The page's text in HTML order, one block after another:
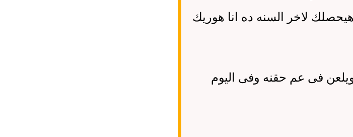
لاخر السنه ده انا هوريك
فى عم حقنه وفى اليوم